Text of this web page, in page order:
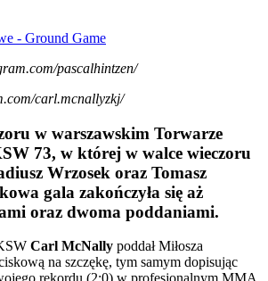
pascalhintzen/
carl.mcnallyzkj/
w warszawskim Torwarze
73, w której w walce wieczoru
Wrzosek oraz Tomasz
gala zakończyła się aż
oraz dwoma poddaniami.
Carl McNally poddał Miłosza
na szczękę, tym samym dopisując